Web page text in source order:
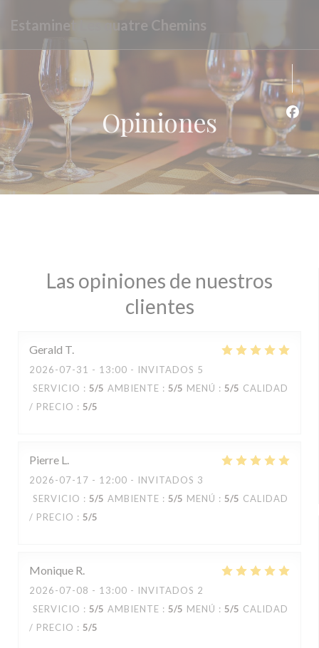
Estaminet Les quatre Chemins
Opiniones
Las opiniones de nuestros
clientes
Gerald T
2026-07-31 - 13:00 - INVITADOS 5
SERVICIO : 5/5 AMBIENTE : 5/5 MENÚ : 5/5 CALIDAD
/ PRECIO : 5/5
Pierre L
2026-07-17 - 12:00 - INVITADOS 3
SERVICIO : 5/5 AMBIENTE : 5/5 MENÚ : 5/5 CALIDAD
/ PRECIO : 5/5
Monique R
2026-07-08 - 13:00 - INVITADOS 2
SERVICIO : 5/5 AMBIENTE : 5/5 MENÚ : 5/5 CALIDAD
/ PRECIO : 5/5